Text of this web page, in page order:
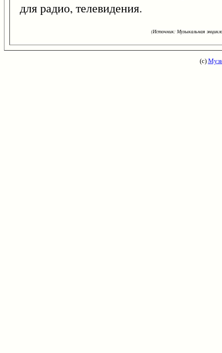
для радио, телевидения.
(Источник: Музыкальная
(с)